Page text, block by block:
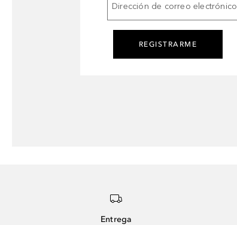
Dirección de correo electrónico
REGISTRARME
Entrega